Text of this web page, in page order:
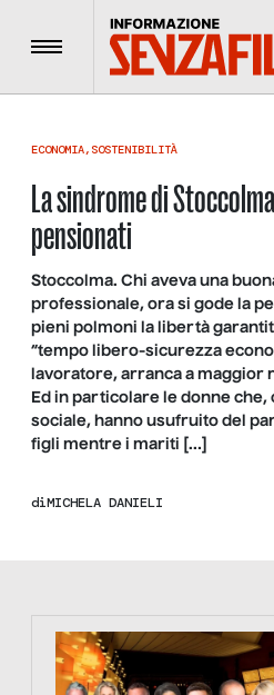
Menu
ECONOMIA, SOSTENIBILITÀ
La sindrome di
pensionati
Stoccolma. Chi aveva una
professionale, ora si gode la
pieni polmoni la libertà
“tempo libero-sicurezza
lavoratore, arranca a maggior
Ed in particolare le donne
sociale, hanno usufruito del
figli mentre i mariti […]
diMICHELA DANIELI
https://tinyurl.com/363fvfm9